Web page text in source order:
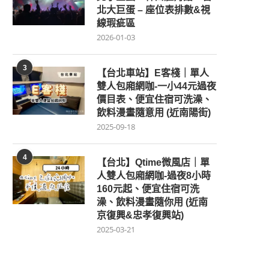
北大巨蛋 – 座位表排數&視
線瑕疵區
2026-01-03
3
【台北車站】E客棧｜單人
雙人包廂網咖-一小44元過夜
價目表、便宜住宿可洗澡、
飲料漫畫隨意用 (近南陽街)
2025-09-18
4
【台北】Qtime微風店｜單
人雙人包廂網咖-過夜8小時
160元起、便宜住宿可洗
澡、飲料漫畫隨你用 (近南
京復興&忠孝復興站)
2025-03-21